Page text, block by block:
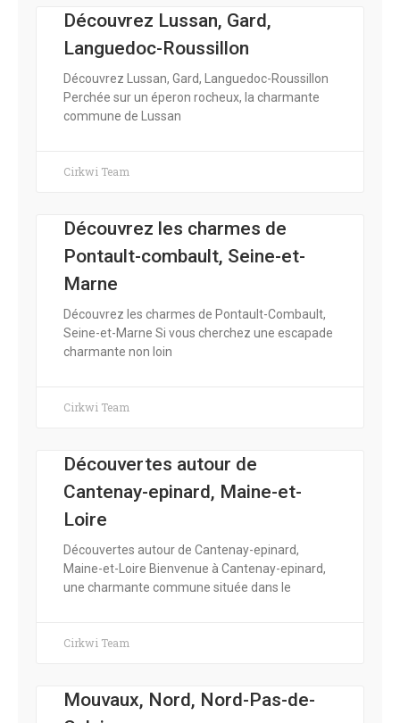
Découvrez Lussan, Gard,
Languedoc-Roussillon
Découvrez Lussan, Gard, Languedoc-Roussillon
Perchée sur un éperon rocheux, la charmante
commune de Lussan
Cirkwi Team
Découvrez les charmes de
Pontault-combault, Seine-et-
Marne
Découvrez les charmes de Pontault-Combault,
Seine-et-Marne Si vous cherchez une escapade
charmante non loin
Cirkwi Team
Découvertes autour de
Cantenay-epinard, Maine-et-
Loire
Découvertes autour de Cantenay-epinard,
Maine-et-Loire Bienvenue à Cantenay-epinard,
une charmante commune située dans le
Cirkwi Team
Mouvaux, Nord, Nord-Pas-de-